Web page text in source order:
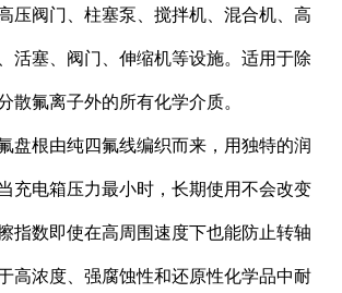
压阀门、柱塞泵、搅拌机、混合机、高
活塞、阀门、伸缩机等设施。适用于除
散氟离子外的所有化学介质。
盘根由纯四氟线编织而来，用独特的润
充电箱压力最小时，长期使用不会改变
指数即使在高周围速度下也能防止转轴
高浓度、强腐蚀性和还原性化学品中耐